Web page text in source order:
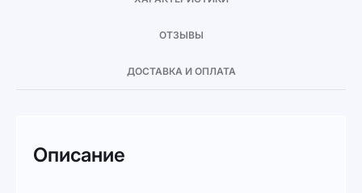
ОТЗЫВЫ
ДОСТАВКА И ОПЛАТА
Описание